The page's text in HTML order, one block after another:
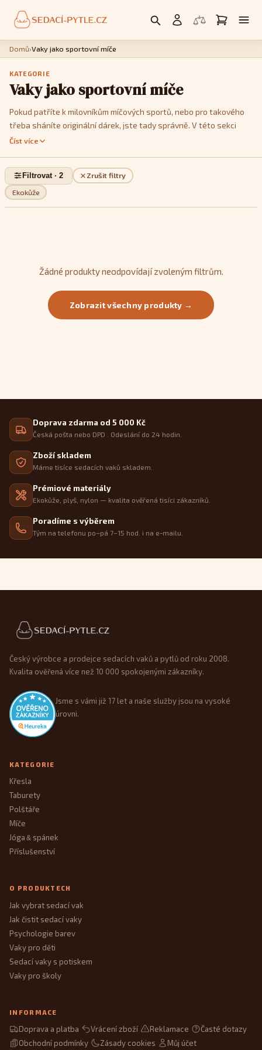
Domů›Vaky jako sportovní míče
KATEGORIE
Vaky jako sportovní míče
Pokud patříte k milovníkům míčových sportů, nebo pro takového
třeba sháníte originální dárek, jste tady správně. V této sekci
vám nabízíme sedací pytle designem imitující různé druhy míčů:
z více barevných variant abyste, co nejpřesněji vyhověli vkusu
jejich uživatele a vhodně sladili nový doplněk s ostatním
vybavením interiéru. Sedací vaky ve tvaru míče spolehlivě okouzlí
každého sportovního nadšence a poskytnou perfektní, stylové
Číst více
Ekokůže
Zrušit filtry
Filtrovat · 2
Žádné produkty neodpovídají zvoleným filtrům.
Zobrazit všechny produkty →
Doprava zdarma od 5 000 Kč
Česká pošta nebo DPD . Odeslání do 24 hodin.
Zboží skladem
Máme tisíce sedacích vaků skladem.
Prémiové materiály
Ekokůže, plyš, nylon — kvalita ověřená tisíci zákazníků.
Poradíme s výběrem
Tým na telefonu po–pá 7–15 hod. i na e-mailu.
Patička webu
Český výrobce a prodejce sedacích vaků a pytlů od roku 2008.
Kvalita ověřená více než 10 000 spokojenými zákazníky.
Jsme s vámi již 17 let a naše služby jsou na vysoké
úrovni.
KATEGORIE
Křesla
Taburety
Polštáře
Míče
Jóga&spánek
Příslušenství
O PRODUKTECH
Jak vybrat sedací vak
Jak čistit sedací vaky
Psychologie barev
Vaky pro děti
Sedací vaky s potiskem
Vaky pro školy
INFORMACE
Doprava a platba Vrácení zboží Reklamace
Časté dotazy
Obchodní podmínky
Zásady cookies Můj účet